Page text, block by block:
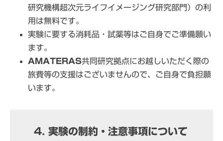
研究機構超次元ライフイメージング研究部門）の利
用は無料です。
実験に要する消耗品・試薬等はご自身でご準備願い
ます。
AMATERAS共同研究拠点にお越しいただく際の
旅費等の支援はございませんので、ご自身で負担願
います。
4. 実験の制約・注意事項について